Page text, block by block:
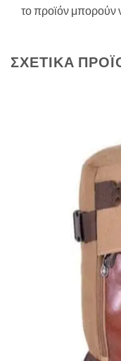
το προϊόν μπορούν
ΣΧΕΤΙΚΆ